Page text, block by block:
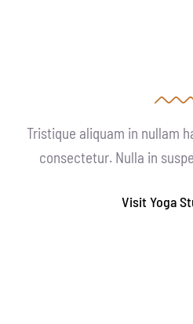
Tristique aliquam in nullam
consectetur. Nulla in
Visit Yoga